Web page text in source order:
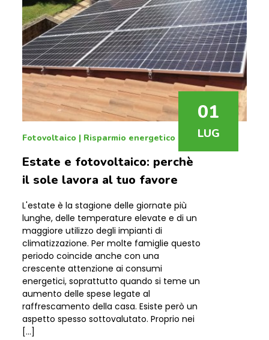
01
LUG
Fotovoltaico | Risparmio energetico
Estate e fotovoltaico: perchè
il sole lavora al tuo favore
L'estate è la stagione delle giornate più
lunghe, delle temperature elevate e di un
maggiore utilizzo degli impianti di
climatizzazione. Per molte famiglie questo
periodo coincide anche con una
crescente attenzione ai consumi
energetici, soprattutto quando si teme un
aumento delle spese legate al
raffrescamento della casa. Esiste però un
aspetto spesso sottovalutato. Proprio nei
[…]